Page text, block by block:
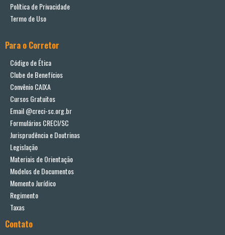
Política de Privacidade
Termo de Uso
Para o Corretor
Código de Ética
Clube de Benefícios
Convênio CAIXA
Cursos Gratuitos
Email @creci-sc.org.br
Formulários CRECI/SC
Jurisprudência e Doutrinas
Legislação
Materiais de Orientação
Modelos de Documentos
Momento Jurídico
Regimento
Taxas
Contato